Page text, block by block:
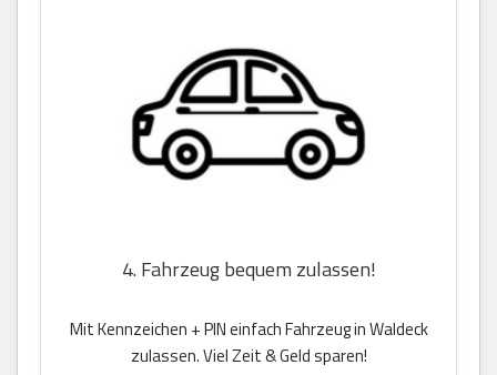
4. Fahrzeug bequem zulassen!
Mit Kennzeichen + PIN einfach Fahrzeug in Waldeck
zulassen. Viel Zeit & Geld sparen!